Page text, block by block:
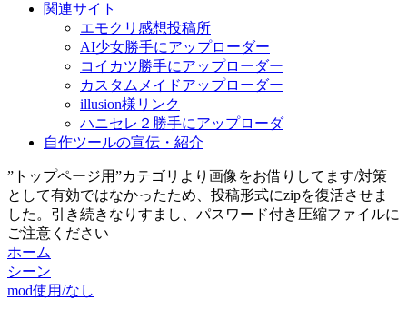
関連サイト
エモクリ感想投稿所
AI少女勝手にアップローダー
コイカツ勝手にアップローダー
カスタムメイドアップローダー
illusion様リンク
ハニセレ２勝手にアップローダ
自作ツールの宣伝・紹介
”トップページ用”カテゴリより画像をお借りしてます/対策
として有効ではなかったため、投稿形式にzipを復活させま
した。引き続きなりすまし、パスワード付き圧縮ファイルに
ご注意ください
ホーム
シーン
mod使用/なし